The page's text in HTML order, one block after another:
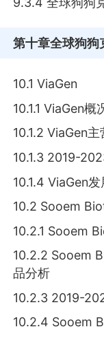
第十章全球狗狗
10.1 ViaGen
10.1.1 ViaGen概
10.1.2 ViaGen
10.1.3 2019-
10.1.4 ViaGen
10.2 Sooem
10.2.1 Sooem
10.2.2 Sooem
品分析
10.2.3 2019-
10.2.4 Sooem